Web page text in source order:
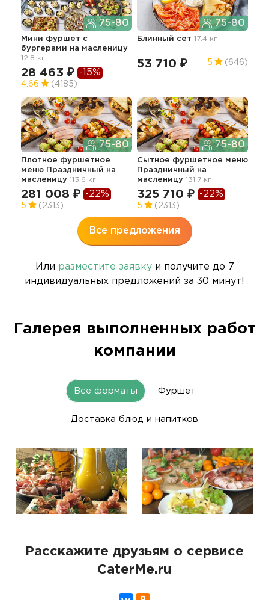
75-80
Мини фуршет с
бургерами на масленицу
12.8 кг
28 463 ₽ -15%
4.66 (4185)
75-80
Блинный сет 17.4 кг
53 710 ₽ 5 (646)
75-80
Плотное фуршетное
меню Праздничный на
масленицу 113.6 кг
281 008 ₽ -22%
5 (2313)
75-80
Сытное фуршетное меню
Праздничный на
масленицу 131.7 кг
325 710 ₽ -22%
5 (2313)
Все предложения
Или разместите заявкуи получите до 7
индивидуальных предложений за 30 минут!
Галерея выполненных работ
компании
Все форматы Фуршет
Доставка блюд и напитков
Расскажите друзьям о сервисе
CaterMe.ru